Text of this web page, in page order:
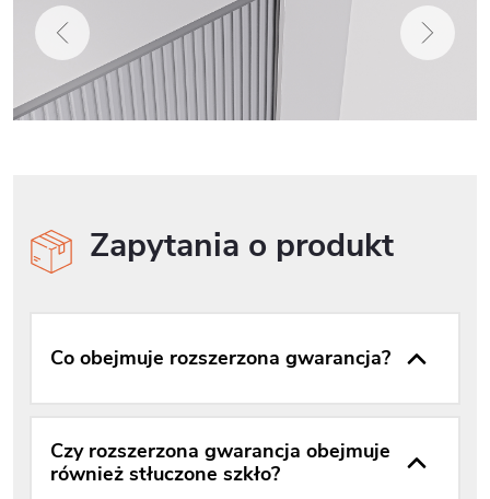
Zapytania o produkt
Co obejmuje rozszerzona gwarancja?
Czy rozszerzona gwarancja obejmuje
również stłuczone szkło?